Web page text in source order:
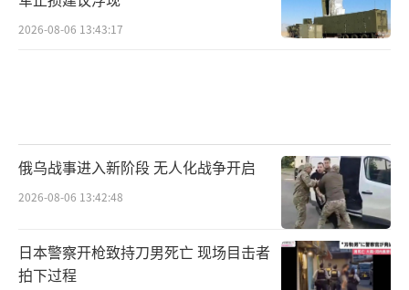
拓新的道路。在科技发展的光明前景中，核武
了各国的军事力量对比，更揭示了世界格局的
复杂性。我们在关注这些数据时，不能忽视它
们背后的深层次问题和社会影响。通过更加理
性和负责任的态度，我们或许能找到一条通向
和平与安全的道路。
2026-08-06 13:43:17
俄乌战事进入新阶段 无人化战争开启
2026-08-06 13:42:48
日本警察开枪致持刀男死亡 现场目击者
拍下过程